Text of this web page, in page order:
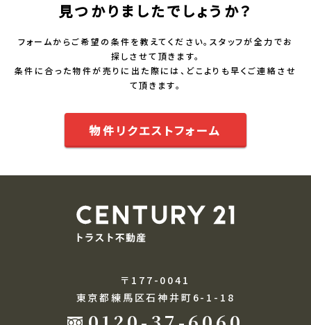
見つかりましたでしょうか？
フォームからご希望の条件を教えてください。スタッフが全力でお
探しさせて頂きます。
条件に合った物件が売りに出た際には、どこよりも早くご連絡させ
て頂きます。
物件リクエストフォーム
〒177-0041
東京都練馬区石神井町6-1-18